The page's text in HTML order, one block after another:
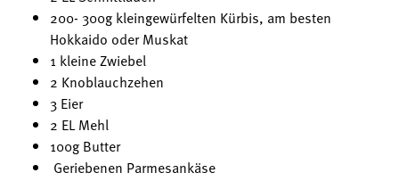
Mitgliedschaft
Landessekretariat
Bäuerliche Buffets
Hofgeschichten
200- 300g kleingewürfelten Kürbis, am besten
Hokkaido oder Muskat
1 kleine Zwiebel
2 Knoblauchzehen
3 Eier
2 EL Mehl
100g Butter
Geriebenen Parmesankäse